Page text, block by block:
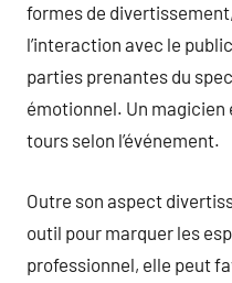
formes de
l’interaction avec le
parties prenantes du
émotionnel. Un
tours selon l’événement.
Outre son aspect
outil pour marquer les
professionnel, elle peut